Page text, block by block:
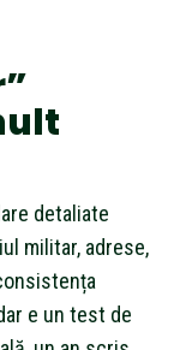
detaliate
militar, adrese,
e un test de